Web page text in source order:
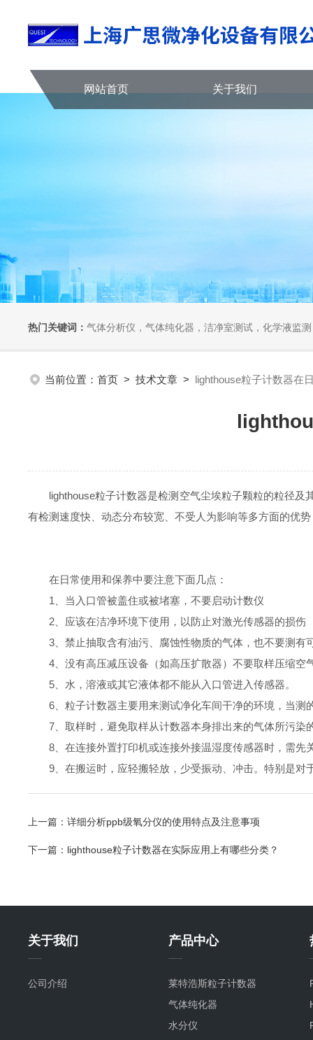
网站首页 关于我们
热门关键词： 气体分析仪，气体纯化器，洁净室测试，化学液监
当前位置： 首页 > 技术文章 > lighthouse粒子计数器在
lighthouse粒子计数器是检测空气尘埃粒子颗粒的粒径及
有检测速度快、动态分布较宽、不受人为影响等多方面的优
在日常使用和保养中要注意下面几点：
1、当入口管被盖住或被堵塞，不要启动计数仪
2、应该在洁净环境下使用，以防止对激光传感器的损伤
3、禁止抽取含有油污、腐蚀性物质的气体，也不要测有
4、没有高压减压设备（如高压扩散器）不要取样压缩空
5、水，溶液或其它液体都不能从入口管进入传感器。
6、粒子计数器主要用来测试净化车间干净的环境，当测
7、取样时，避免取样从计数器本身排出来的气体所污染
8、在连接外置打印机或连接外接温湿度传感器时，需先
9、在搬运时，应轻搬轻放，少受振动、冲击。特别是对
上一篇： 详细分析ppb级氧分仪的使用特点及注意事项
下一篇： lighthouse粒子计数器在实际应用上有哪些分类？
关于我们
公司介绍
产品中心
莱特浩斯粒子计数器
气体纯化器
水分仪